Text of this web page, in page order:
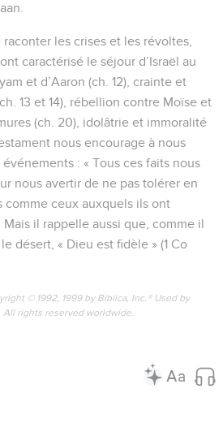
raconter les crises et les révoltes,
caractérisé le séjour d’Israël au
et d’Aaron (ch. 12), crainte et
13 et 14), rébellion contre Moïse et
(ch. 20), idolâtrie et immoralité
nous encourage à nous
: « Tous ces faits nous
nous avertir de ne pas tolérer en
comme ceux auxquels ils ont
Mais il rappelle aussi que, comme il
désert, « Dieu est fidèle » (1 Co
© 1992, 1999 by Biblica, Inc.® Used by
All rights reserved worldwide.